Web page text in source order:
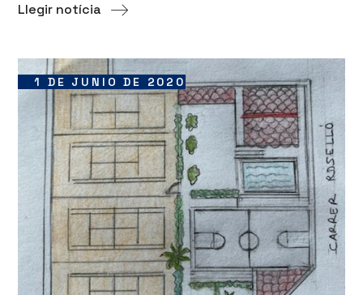
Llegir notícia
1 DE JUNIO DE 2020